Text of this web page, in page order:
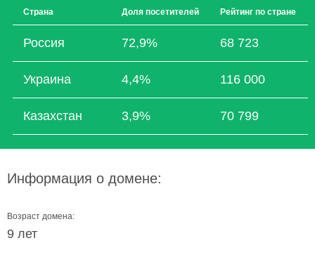
Страна Доля посетителей Рейтинг по стране
Россия 72,9% 68 723
Украина 4,4% 116 000
Казахстан 3,9% 70 799
Информация о домене:
Возраст домена:
9 лет